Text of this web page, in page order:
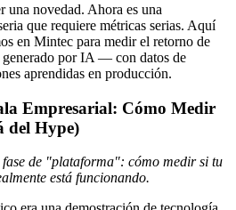
una novedad. Ahora es una
que requiere métricas serias. Aquí
en Mintec para medir el retorno de
por IA — con datos de
aprendidas en producción.
Empresarial: Cómo Medir
del Hype)
de "plataforma": cómo medir si tu
está funcionando.